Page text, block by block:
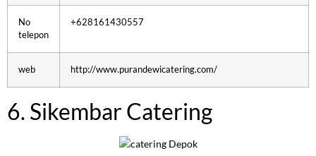
No
telepon
+628161430557
web http://www.purandewicatering.com/
6. Sikembar Catering